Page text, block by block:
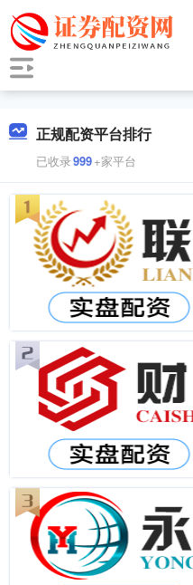
正规配资平台排行
已收录999+家平台